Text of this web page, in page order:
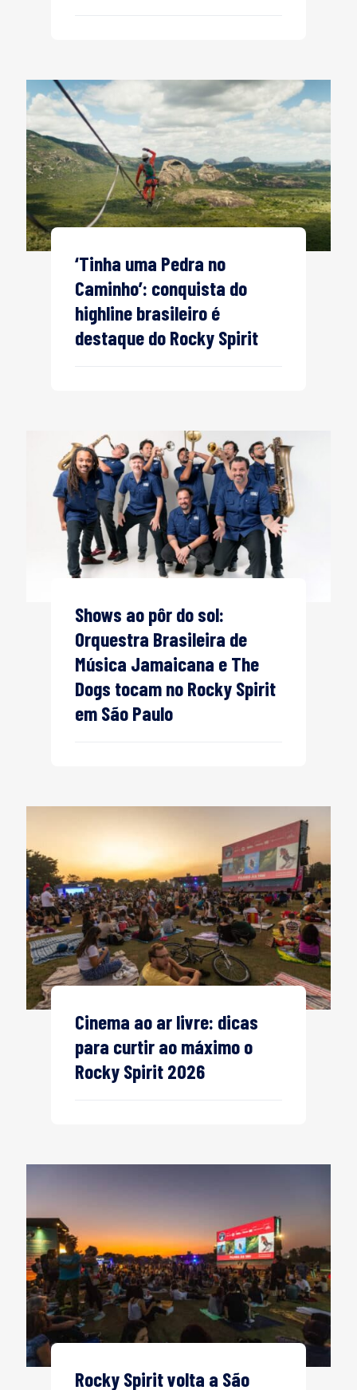
‘Tinha uma Pedra no
Caminho’: conquista do
highline brasileiro é
destaque do Rocky Spirit
Shows ao pôr do sol:
Orquestra Brasileira de
Música Jamaicana e The
Dogs tocam no Rocky Spirit
em São Paulo
Cinema ao ar livre: dicas
para curtir ao máximo o
Rocky Spirit 2026
Rocky Spirit volta a São